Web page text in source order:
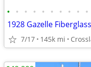
• • • • • • • • • •
1928 Gazelle
7/17 145k mi